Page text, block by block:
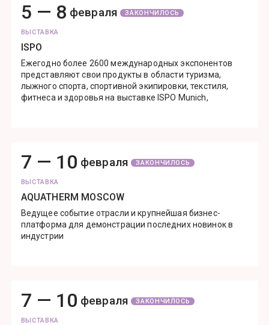
5 — 8 февраля ЗАКОНЧИЛОСЬ
ВЫСТАВКА
ISPO
Ежегодно более 2600 международных экспонентов
представляют свои продукты в области туризма,
лыжного спорта, спортивной экипировки, текстиля,
фитнеса и здоровья на выставке ISPO Munich,
7 — 10 февраля ЗАКОНЧИЛОСЬ
ВЫСТАВКА
AQUATHERM MOSCOW
Ведущее событие отрасли и крупнейшая бизнес-
платформа для демонстрации последних новинок в
индустрии
7 — 10 февраля ЗАКОНЧИЛОСЬ
ВЫСТАВКА